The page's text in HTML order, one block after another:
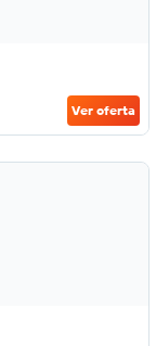
Ver oferta